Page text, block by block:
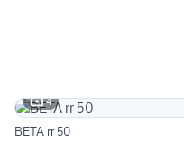
4
BETA rr 50